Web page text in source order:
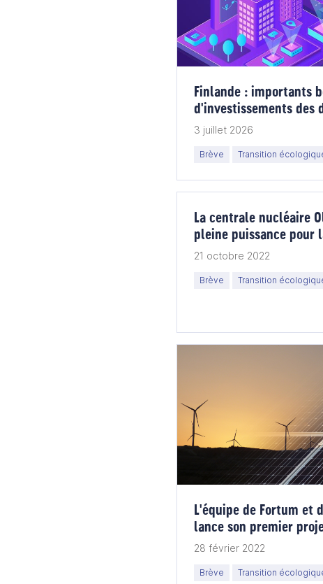
Finlande : importants
d'investissements des
gestionnaires de
3 juillet 2026
Brève Transition
La centrale nucléaire
pleine puissance pour
21 octobre 2022
Brève Transition
L'équipe de Fortum et
lance son premier
28 février 2022
Brève Transition